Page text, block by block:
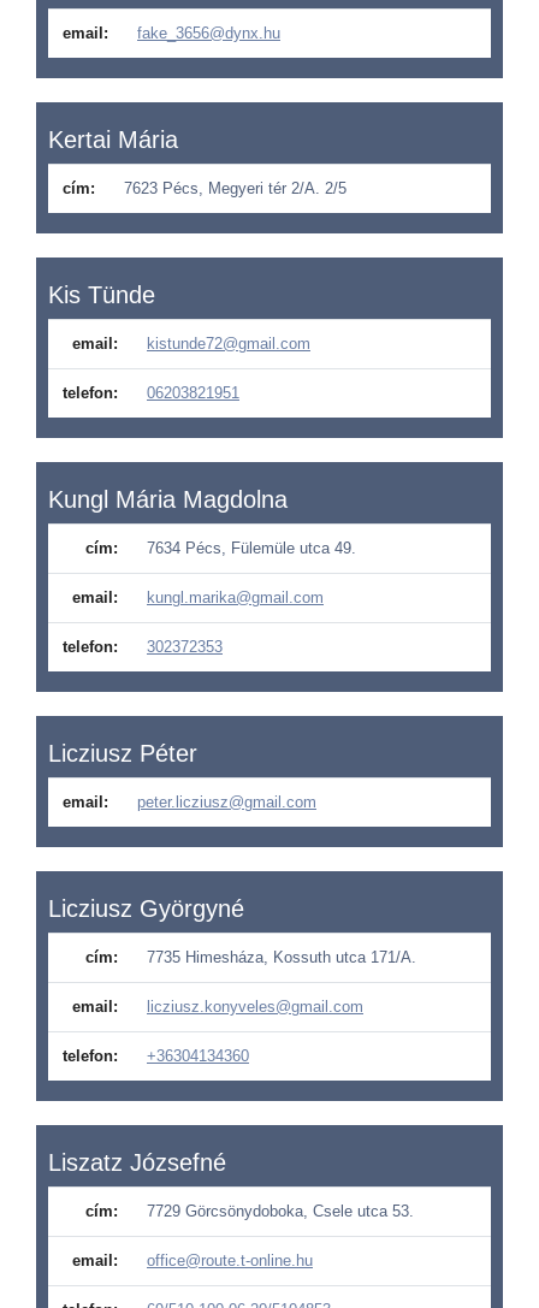
email: fake_3656@dynx.hu
Kertai Mária
cím: 7623 Pécs, Megyeri tér 2/A. 2/5
Kis Tünde
email: kistunde72@gmail.com
telefon: 06203821951
Kungl Mária Magdolna
cím: 7634 Pécs, Fülemüle utca 49.
email: kungl.marika@gmail.com
telefon: 302372353
Licziusz Péter
email: peter.licziusz@gmail.com
Licziusz Györgyné
cím: 7735 Himesháza, Kossuth utca 171/A.
email: licziusz.konyveles@gmail.com
telefon: +36304134360
Liszatz Józsefné
cím: 7729 Görcsönydoboka, Csele utca 53.
email: office@route.t-online.hu